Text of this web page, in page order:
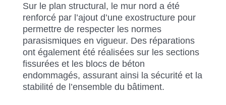
Sur le plan structural, le mur nord a été
renforcé par l’ajout d’une exostructure pour
permettre de respecter les normes
parasismiques en vigueur. Des réparations
ont également été réalisées sur les sections
fissurées et les blocs de béton
endommagés, assurant ainsi la sécurité et la
stabilité de l’ensemble du bâtiment.